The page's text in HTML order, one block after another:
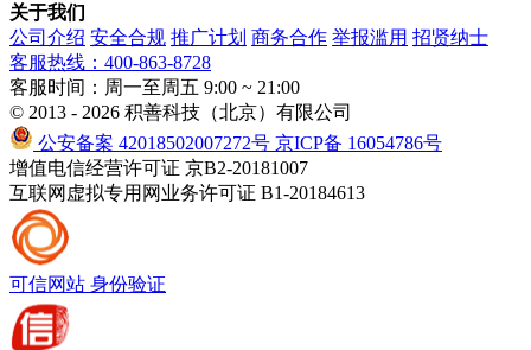
关于我们
公司介绍 安全合规 推广计划 商务合作 举报滥用 招贤纳士
客服热线：400-863-8728
客服时间：周一至周五 9:00 ~ 21:00
© 2013 - 2026 积善科技（北京）有限公司
公安备案 42018502007272号 京ICP备 16054786号
增值电信经营许可证 京B2-20181007
互联网虚拟专用网业务许可证 B1-20184613
可信网站 身份验证